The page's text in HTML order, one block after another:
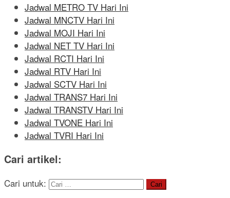
Jadwal METRO TV Hari Ini
Jadwal MNCTV Hari Ini
Jadwal MOJI Hari Ini
Jadwal NET TV Hari Ini
Jadwal RCTI Hari Ini
Jadwal RTV Hari Ini
Jadwal SCTV Hari Ini
Jadwal TRANS7 Hari Ini
Jadwal TRANSTV Hari Ini
Jadwal TVONE Hari Ini
Jadwal TVRI Hari Ini
Cari artikel:
Cari untuk: